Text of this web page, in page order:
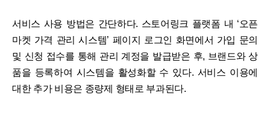
서비스 사용 방법은 간단하다. 스토어링크 플랫폼 내 ‘오픈
마켓 가격 관리 시스템’ 페이지 로그인 화면에서 가입 문의
및 신청 접수를 통해 관리 계정을 발급받은 후, 브랜드와 상
품을 등록하여 시스템을 활성화할 수 있다. 서비스 이용에
대한 추가 비용은 종량제 형태로 부과된다.